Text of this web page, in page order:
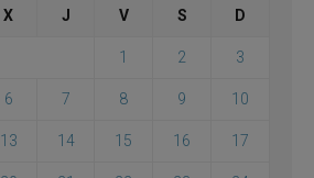
X J V S D
1 2 3
6 7 8 9 10
13 14 15 16 17